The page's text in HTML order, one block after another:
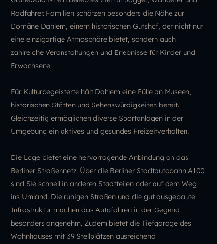
Radfahrer. Familien schätzen besonders die Nähe zur
Domäne Dahlem, einem historischen Gutshof, der nicht nur
eine einzigartige Atmosphäre bietet, sondern auch
zahlreiche Veranstaltungen und Erlebnisse für Kinder und
Erwachsene.
Für Kulturbegeisterte hält Dahlem eine Fülle an Museen,
historischen Stätten und Sehenswürdigkeiten bereit.
Gleichzeitig ermöglichen diverse Sportanlagen in der
Umgebung ein aktives und gesundes Freizeitverhalten.
Die Lage bietet eine hervorragende Anbindung an das
Berliner Straßennetz. Über die Berliner Stadtautobahn A100
sind Sie schnell in anderen Stadtteilen oder auf dem Weg
ins Umland. Die ruhigen Straßen und die gut ausgebaute
Infrastruktur machen das Autofahren in der Gegend
besonders angenehm. Zudem bietet die Tiefgarage des
Wohnhauses mit 39 Stellplätzen ausreichend